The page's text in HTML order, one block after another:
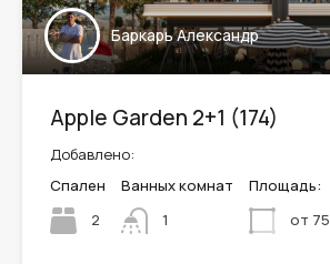
Баркарь Александр
Apple Garden 2+1 (174)
Добавлено:
Спален
2
Ванных комнат
1
Площадь:
от 75